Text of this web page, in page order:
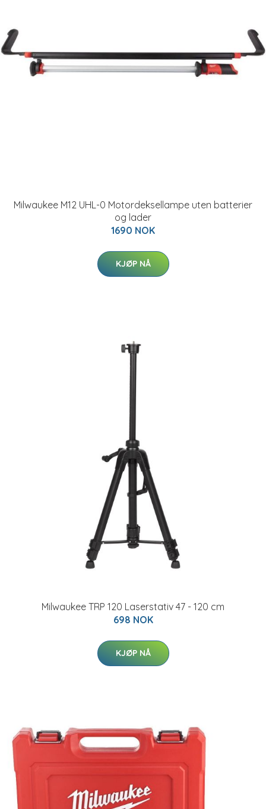
Milwaukee M12 UHL-0 Motordeksellampe uten batterier
og lader
1690 NOK
KJØP NÅ
Milwaukee TRP 120 Laserstativ 47 - 120 cm
698 NOK
KJØP NÅ